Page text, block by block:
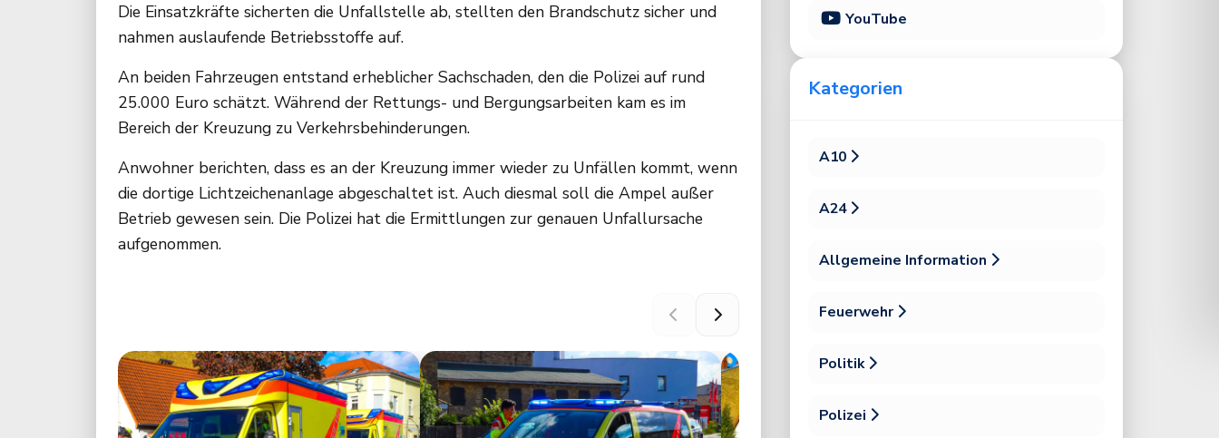
Die Einsatzkräfte sicherten die Unfallstelle ab, stellten den Brandschutz sicher und
nahmen auslaufende Betriebsstoffe auf.
An beiden Fahrzeugen entstand erheblicher Sachschaden, den die Polizei auf rund
25.000 Euro schätzt. Während der Rettungs- und Bergungsarbeiten kam es im
Bereich der Kreuzung zu Verkehrsbehinderungen.
Anwohner berichten, dass es an der Kreuzung immer wieder zu Unfällen kommt, wenn
die dortige Lichtzeichenanlage abgeschaltet ist. Auch diesmal soll die Ampel außer
Betrieb gewesen sein. Die Polizei hat die Ermittlungen zur genauen Unfallursache
aufgenommen.
YouTube
Kategorien
A10
A24
Allgemeine Information
Feuerwehr
Politik
Polizei